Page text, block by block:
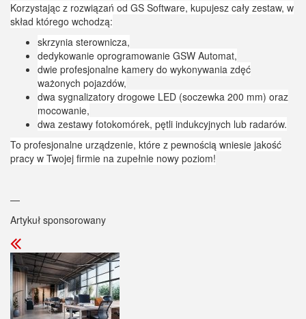
Korzystając z rozwiązań od GS Software, kupujesz cały zestaw, w
skład którego wchodzą:
skrzynia sterownicza,
dedykowanie oprogramowanie GSW Automat,
dwie profesjonalne kamery do wykonywania zdęć
ważonych pojazdów,
dwa sygnalizatory drogowe LED (soczewka 200 mm) oraz
mocowanie,
dwa zestawy fotokomórek, pętli indukcyjnych lub radarów.
To profesjonalne urządzenie, które z pewnością wniesie jakość
pracy w Twojej firmie na zupełnie nowy poziom!
—
Artykuł sponsorowany